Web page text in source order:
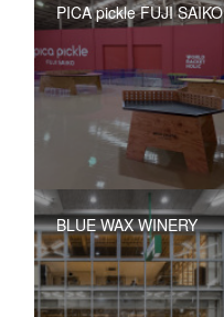
PICA pickle FUJI SAIKO
BLUE WAX WINERY